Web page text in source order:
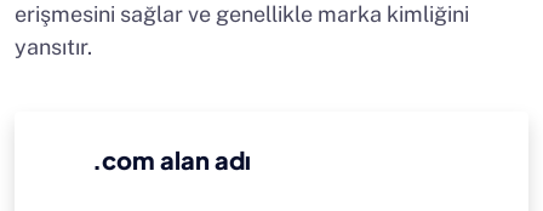
erişmesini sağlar ve genellikle marka kimliğini
yansıtır.
.com alan adı